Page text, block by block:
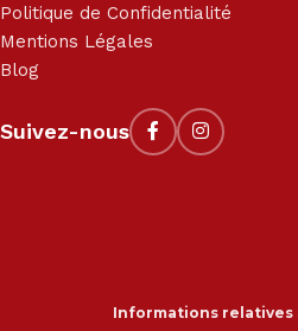
Politique de Confidentialité
Mentions Légales
Blog
Suivez-nous
Informations relatives